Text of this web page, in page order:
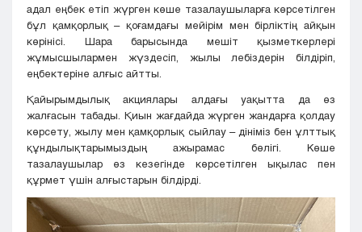
адал еңбек етіп жүрген көше тазалаушыларға көрсетілген
бұл қамқорлық – қоғамдағы мейірім мен бірліктің айқын
көрінісі. Шара барысында мешіт қызметкерлері
жұмысшылармен жүздесіп, жылы лебіздерін білдіріп,
еңбектеріне алғыс айтты.
Қайырымдылық акциялары алдағы уақытта да өз
жалғасын табады. Қиын жағдайда жүрген жандарға қолдау
көрсету, жылу мен қамқорлық сыйлау – дініміз бен ұлттық
құндылықтарымыздың ажырамас бөлігі. Көше
тазалаушылар өз кезегінде көрсетілген ықылас пен
құрмет үшін алғыстарын білдірді.